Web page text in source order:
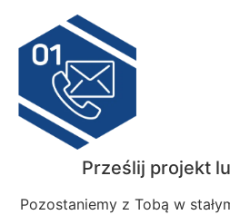
Prześlij projekt
Pozostaniemy z Tobą w